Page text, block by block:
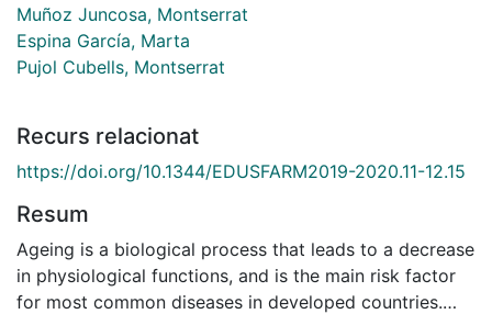
Muñoz Juncosa, Montserrat
Espina García, Marta
Pujol Cubells, Montserrat
Recurs relacionat
https://doi.org/10.1344/EDUSFARM2019-2020.11-12.15
Resum
Ageing is a biological process that leads to a decrease
in physiological functions, and is the main risk factor
for most common diseases in developed countries.